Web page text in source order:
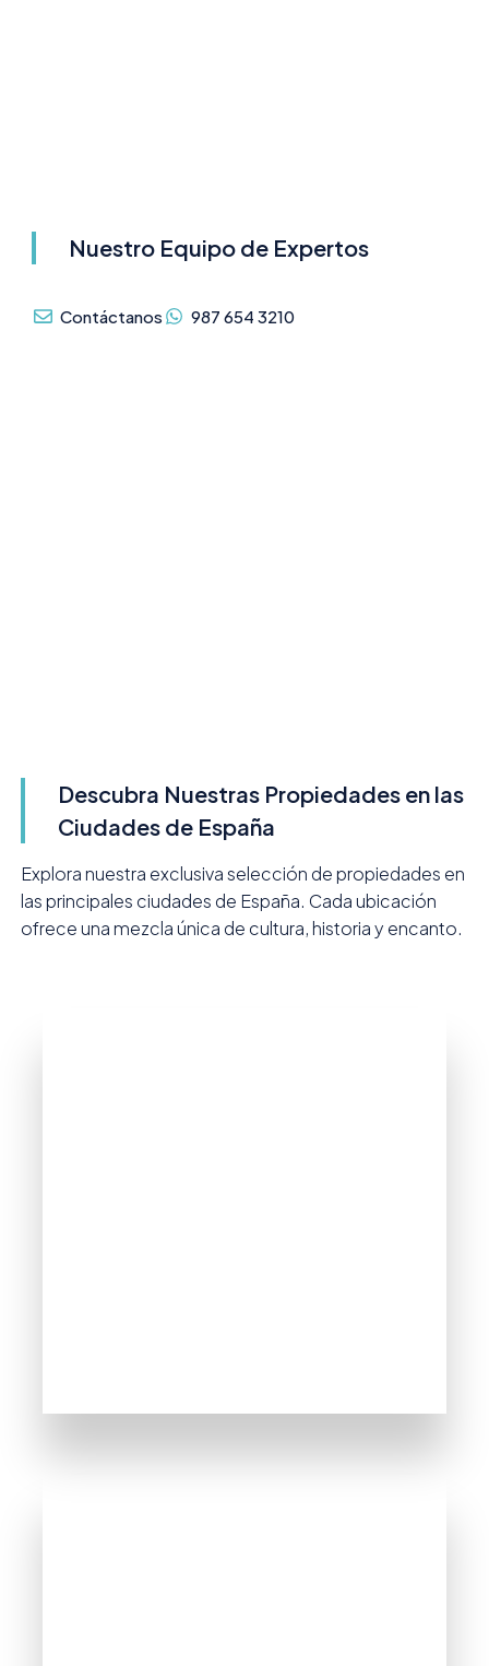
Nuestro Equipo de Expertos
Contáctanos 987 654 3210
Descubra Nuestras Propiedades en las
Ciudades de España
Explora nuestra exclusiva selección de propiedades en
las principales ciudades de España. Cada ubicación
ofrece una mezcla única de cultura, historia y encanto.